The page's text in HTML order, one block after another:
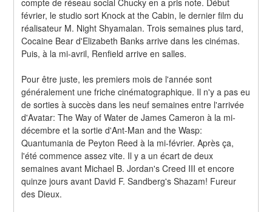
février, le studio sort Knock at the Cabin, le dernier film du
réalisateur M. Night Shyamalan. Trois semaines plus tard,
Cocaine Bear d'Elizabeth Banks arrive dans les cinémas.
Puis, à la mi-avril, Renfield arrive en salles.
Pour être juste, les premiers mois de l'année sont
généralement une friche cinématographique. Il n'y a pas eu
de sorties à succès dans les neuf semaines entre l'arrivée
d'Avatar: The Way of Water de James Cameron à la mi-
décembre et la sortie d'Ant-Man and the Wasp:
Quantumania de Peyton Reed à la mi-février. Après ça,
l'été commence assez vite. Il y a un écart de deux
semaines avant Michael B. Jordan's Creed III et encore
quinze jours avant David F. Sandberg's Shazam! Fureur
des Dieux.